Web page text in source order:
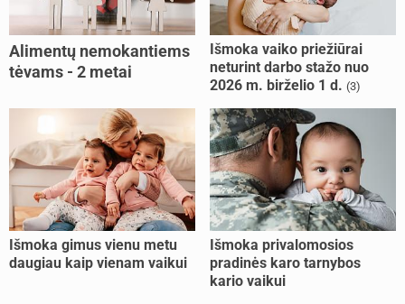
Alimentų nemokantiems
tėvams - 2 metai
Išmoka vaiko priežiūrai
neturint darbo stažo nuo
2026 m. birželio 1 d. (3)
Išmoka gimus vienu metu
daugiau kaip vienam vaikui
Išmoka privalomosios
pradinės karo tarnybos
kario vaikui